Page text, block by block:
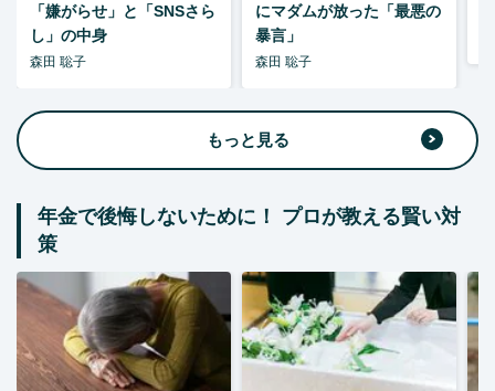
「嫌がらせ」と「SNSさら
し」の中身
森田 聡子
にマダムが放った「最悪の
暴言」
森田 聡子
もっと見る
年金で後悔しないために！ プロが教える賢い対
策